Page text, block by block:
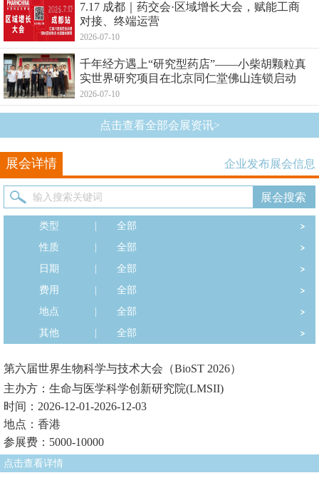
7.17 成都｜药交会·区域增长大会，赋能工商
对接、终端运营
2026-07-10
千年经方遇上“研究型药店”——小柴胡颗粒真
实世界研究项目在北京同仁堂佛山连锁启动
2026-07-10
点击查看全部会展资讯>
展会详情 企业发布展会信息
类型
全部
性质
全部
日期
全部
费用
全部
地点
全部
其他
全部
第六届世界生物科学与技术大会（BioST 2026）
主办方：生命与医学科学创新研究院(LMSII)
时间：2026-12-01-2026-12-03
地点：香港
参展费：5000-10000
点击查看详情